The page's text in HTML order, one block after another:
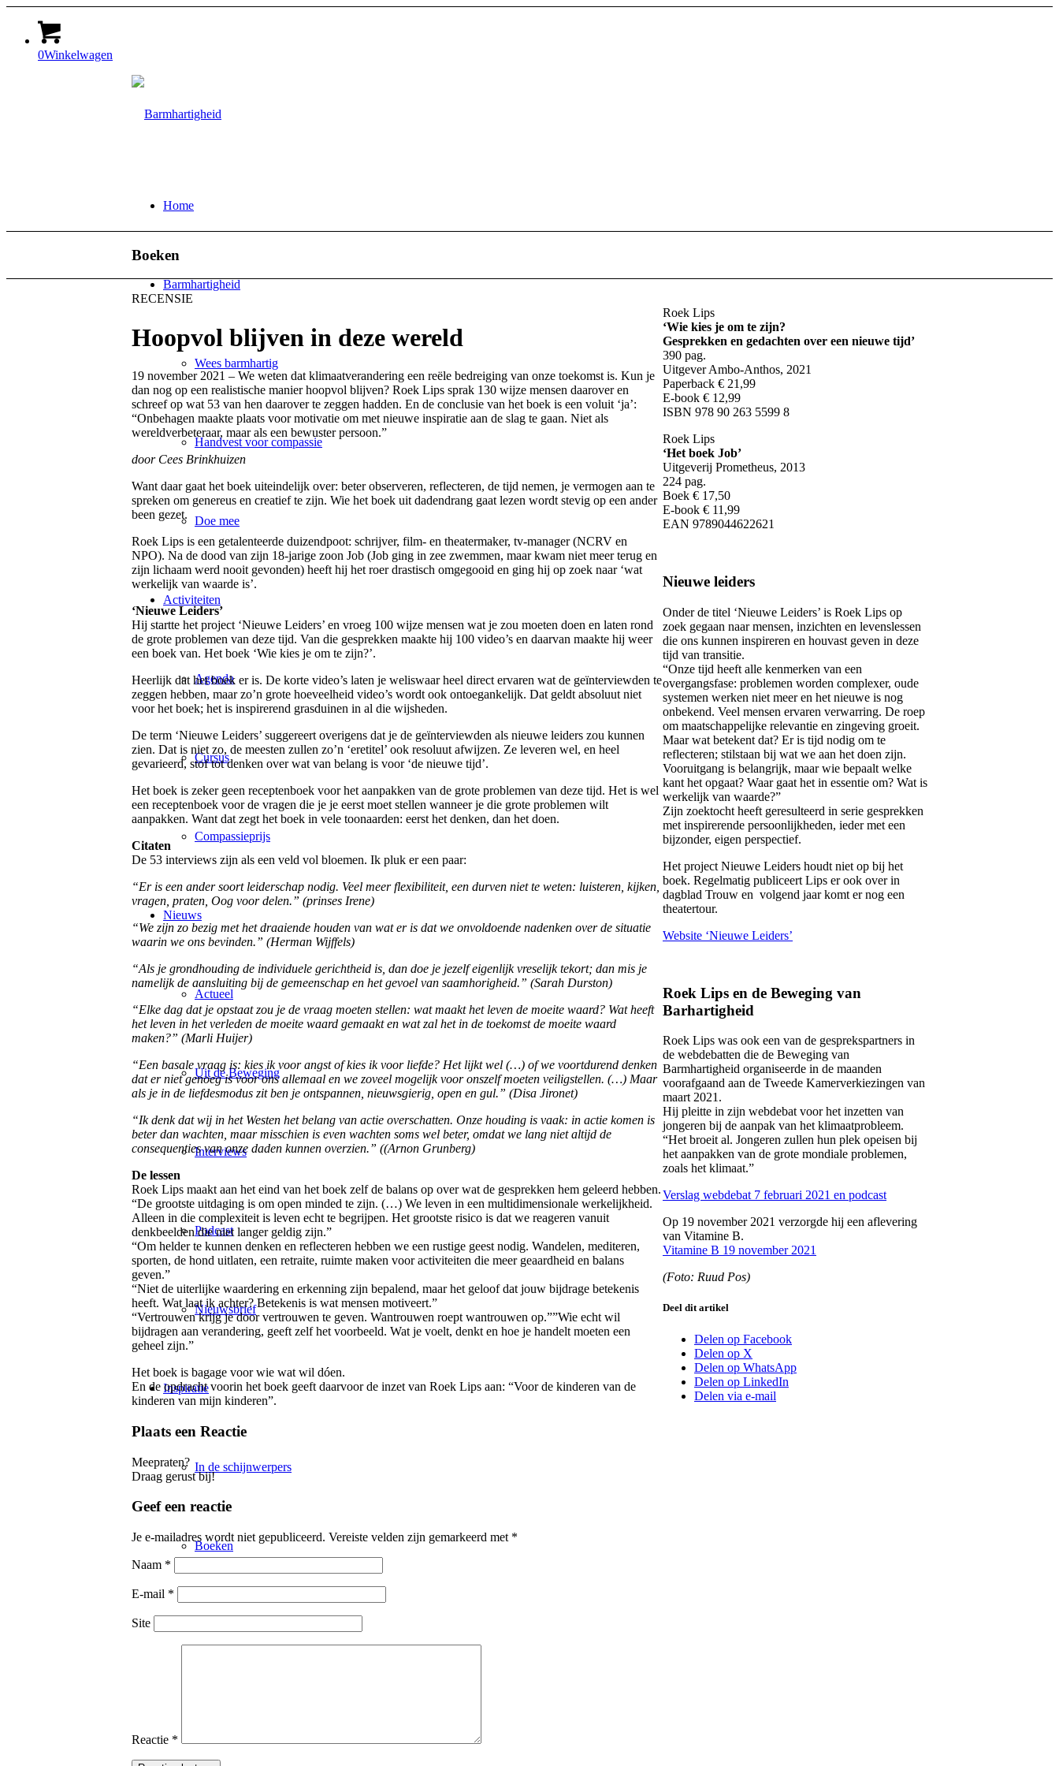
0Winkelwagen
Home
Barmhartigheid
Wees barmhartig
Handvest voor compassie
Doe mee
Activiteiten
Agenda
Cursus
Compassieprijs
Nieuws
Actueel
Uit de Beweging
Interviews
Podcast
Nieuwsbrief
Inspiratie
In de schijnwerpers
Boeken
Boeken
RECENSIE
Hoopvol blijven in deze wereld
19 november 2021 – We weten dat klimaatverandering een reële bedreiging van onze toekomst is. Kun je
dan nog op een realistische manier hoopvol blijven? Roek Lips sprak 130 wijze mensen daarover en
schreef op wat 53 van hen daarover te zeggen hadden. En de conclusie van het boek is een voluit ‘ja’:
“Onbehagen maakte plaats voor motivatie om met nieuwe inspiratie aan de slag te gaan. Niet als
wereldverbeteraar, maar als een bewuster persoon.”
door Cees Brinkhuizen
Want daar gaat het boek uiteindelijk over: beter observeren, reflecteren, de tijd nemen, je vermogen aan te
spreken om genereus en creatief te zijn. Wie het boek uit dadendrang gaat lezen wordt stevig op een ander
been gezet.
Roek Lips is een getalenteerde duizendpoot: schrijver, film- en theatermaker, tv-manager (NCRV en
NPO). Na de dood van zijn 18-jarige zoon Job (Job ging in zee zwemmen, maar kwam niet meer terug en
zijn lichaam werd nooit gevonden) heeft hij het roer drastisch omgegooid en ging hij op zoek naar ‘wat
werkelijk van waarde is’.
‘Nieuwe Leiders’
Hij startte het project ‘Nieuwe Leiders’ en vroeg 100 wijze mensen wat je zou moeten doen en laten rond
de grote problemen van deze tijd. Van die gesprekken maakte hij 100 video’s en daarvan maakte hij weer
een boek van. Het boek ‘Wie kies je om te zijn?’.
Heerlijk dat het boek er is. De korte video’s laten je weliswaar heel direct ervaren wat de geïnterviewden te
zeggen hebben, maar zo’n grote hoeveelheid video’s wordt ook ontoegankelijk. Dat geldt absoluut niet
voor het boek; het is inspirerend grasduinen in al die wijsheden.
De term ‘Nieuwe Leiders’ suggereert overigens dat je de geïnterviewden als nieuwe leiders zou kunnen
zien. Dat is niet zo, de meesten zullen zo’n ‘eretitel’ ook resoluut afwijzen. Ze leveren wel, en heel
gevarieerd, stof tot denken over wat van belang is voor ‘de nieuwe tijd’.
Het boek is zeker geen receptenboek voor het aanpakken van de grote problemen van deze tijd. Het is wel
een receptenboek voor de vragen die je je eerst moet stellen wanneer je die grote problemen wilt
aanpakken. Want dat zegt het boek in vele toonaarden: eerst het denken, dan het doen.
Citaten
De 53 interviews zijn als een veld vol bloemen. Ik pluk er een paar:
“Er is een ander soort leiderschap nodig. Veel meer flexibiliteit, een durven niet te weten: luisteren, kijken,
vragen, praten, Oog voor delen.” (prinses Irene)
“We zijn zo bezig met het draaiende houden van wat er is dat we onvoldoende nadenken over de situatie
waarin we ons bevinden.” (Herman Wijffels)
“Als je grondhouding de individuele gerichtheid is, dan doe je jezelf eigenlijk vreselijk tekort; dan mis je
namelijk de aansluiting bij de gemeenschap en het gevoel van saamhorigheid.” (Sarah Durston)
“Elke dag dat je opstaat zou je de vraag moeten stellen: wat maakt het leven de moeite waard? Wat heeft
het leven in het verleden de moeite waard gemaakt en wat zal het in de toekomst de moeite waard
maken?” (Marli Huijer)
“Een basale vraag is: kies ik voor angst of kies ik voor liefde? Het lijkt wel (…) of we voortdurend denken
dat er niet genoeg is voor ons allemaal en we zoveel mogelijk voor onszelf moeten veiligstellen. (…) Maar
als je in de liefdesmodus zit ben je ontspannen, nieuwsgierig, open en gul.” (Disa Jironet)
“Ik denk dat wij in het Westen het belang van actie overschatten. Onze houding is vaak: in actie komen is
beter dan wachten, maar misschien is even wachten soms wel beter, omdat we lang niet altijd de
consequenties van onze daden kunnen overzien.” ((Arnon Grunberg)
De lessen
Roek Lips maakt aan het eind van het boek zelf de balans op over wat de gesprekken hem geleerd hebben.
“De grootste uitdaging is om open minded te zijn. (…) We leven in een multidimensionale werkelijkheid.
Alleen in die complexiteit is leven echt te begrijpen. Het grootste risico is dat we reageren vanuit
denkbeelden die niet langer geldig zijn.”
“Om helder te kunnen denken en reflecteren hebben we een rustige geest nodig. Wandelen, mediteren,
sporten, de hond uitlaten, een retraite, ruimte maken voor activiteiten die meer geaardheid en balans
geven.”
“Niet de uiterlijke waardering en erkenning zijn bepalend, maar het geloof dat jouw bijdrage betekenis
heeft. Wat laat ik achter? Betekenis is wat mensen motiveert.”
“Vertrouwen krijg je door vertrouwen te geven. Wantrouwen roept wantrouwen op.””Wie echt wil
bijdragen aan verandering, geeft zelf het voorbeeld. Wat je voelt, denkt en hoe je handelt moeten een
geheel zijn.”
Het boek is bagage voor wie wat wil dóen.
En de opdracht voorin het boek geeft daarvoor de inzet van Roek Lips aan: “Voor de kinderen van de
kinderen van mijn kinderen”.
Plaats een Reactie
Meepraten?
Draag gerust bij!
Geef een reactie
Je e-mailadres wordt niet gepubliceerd. Vereiste velden zijn gemarkeerd met *
Naam *
E-mail *
Site
Reactie *
Roek Lips
‘Wie kies je om te zijn?
Gesprekken en gedachten over een nieuwe tijd’
390 pag.
Uitgever Ambo-Anthos, 2021
Paperback € 21,99
E-book € 12,99
ISBN 978 90 263 5599 8
Roek Lips
‘Het boek Job’
Uitgeverij Prometheus, 2013
224 pag.
Boek € 17,50
E-book € 11,99
EAN 9789044622621
Nieuwe leiders
Onder de titel ‘Nieuwe Leiders’ is Roek Lips op
zoek gegaan naar mensen, inzichten en levenslessen
die ons kunnen inspireren en houvast geven in deze
tijd van transitie.
“Onze tijd heeft alle kenmerken van een
overgangsfase: problemen worden complexer, oude
systemen werken niet meer en het nieuwe is nog
onbekend. Veel mensen ervaren verwarring. De roep
om maatschappelijke relevantie en zingeving groeit.
Maar wat betekent dat? Er is tijd nodig om te
reflecteren; stilstaan bij wat we aan het doen zijn.
Vooruitgang is belangrijk, maar wie bepaalt welke
kant het opgaat? Waar gaat het in essentie om? Wat is
werkelijk van waarde?”
Zijn zoektocht heeft geresulteerd in serie gesprekken
met inspirerende persoonlijkheden, ieder met een
bijzonder, eigen perspectief.
Het project Nieuwe Leiders houdt niet op bij het
boek. Regelmatig publiceert Lips er ook over in
dagblad Trouw en volgend jaar komt er nog een
theatertour.
Website ‘Nieuwe Leiders’
Roek Lips en de Beweging van
Barhartigheid
Roek Lips was ook een van de gesprekspartners in
de webdebatten die de Beweging van
Barmhartigheid organiseerde in de maanden
voorafgaand aan de Tweede Kamerverkiezingen van
maart 2021.
Hij pleitte in zijn webdebat voor het inzetten van
jongeren bij de aanpak van het klimaatprobleem.
“Het broeit al. Jongeren zullen hun plek opeisen bij
het aanpakken van de grote mondiale problemen,
zoals het klimaat.”
Verslag webdebat 7 februari 2021 en podcast
Op 19 november 2021 verzorgde hij een aflevering
van Vitamine B.
Vitamine B 19 november 2021
(Foto: Ruud Pos)
Deel dit artikel
Delen op Facebook
Delen op X
Delen op WhatsApp
Delen op LinkedIn
Delen via e-mail